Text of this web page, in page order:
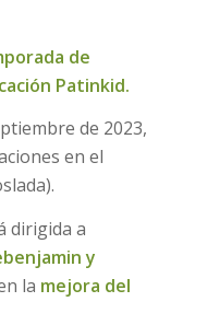
de
Patinkid.
de 2023,
en el
dirigida a
y
la mejora del